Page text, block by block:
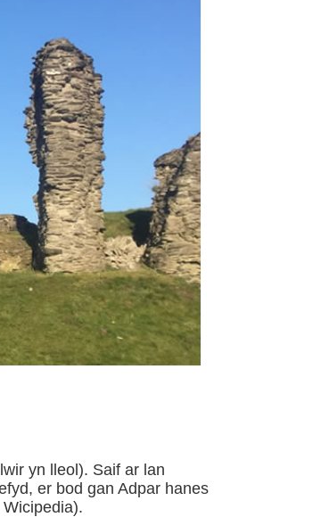
yn lleol). Saif ar lan
er bod gan Adpar hanes